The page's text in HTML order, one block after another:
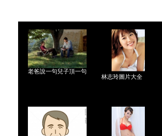
老爸說一句兒子頂一句
林志玲圖片大全